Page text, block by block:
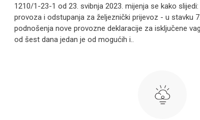
1210/1-23-1 od 23. svibnja 2023. mijenja se kako
provoza i odstupanja za željeznički prijevoz - u stavku
podnošenja nove provozne deklaracije za isključene
od šest dana jedan je od mogućih i..